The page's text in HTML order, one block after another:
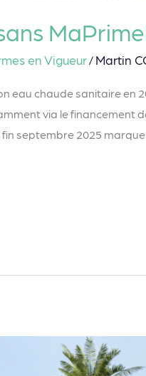
en Vigueur/ Martin
eau chaude sanitaire en
via le financement
septembre 2025